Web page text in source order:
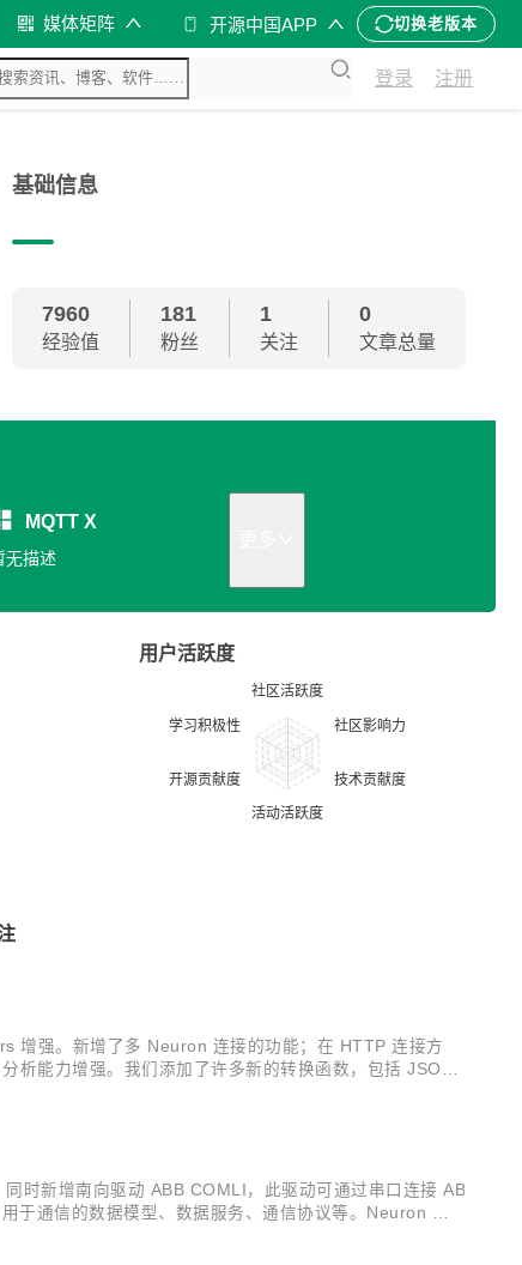
媒体矩阵 开源中国APP 切换老版本
登录 注册
基础信息
7960
经验值
181
粉丝
1
关注
0
文章总量
MQTT X
无描述
用户活跃度
增强。新增了多 Neuron 连接的功能；在 HTTP 连接方
能力增强。我们添加了许多新的转换函数，包括 JSON
时新增南向驱动 ABB COMLI，此驱动可通过串口连接 AB
于通信的数据模型、数据服务、通信协议等。Neuron 目